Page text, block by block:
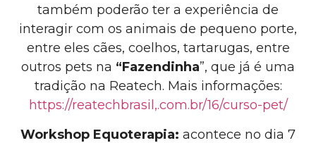
também poderão ter a experiência de
interagir com os animais de pequeno porte,
entre eles cães, coelhos, tartarugas, entre
outros pets na “Fazendinha”, que já é uma
tradição na Reatech. Mais informações:
https://reatechbrasil,.com.br/16/curso-pet/
Workshop Equoterapia: acontece no dia 7